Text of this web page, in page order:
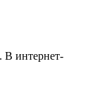
В интернет-